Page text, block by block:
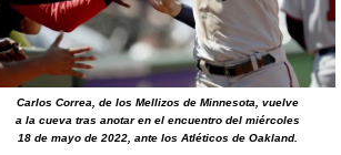
Carlos Correa, de los Mellizos de Minnesota, vuelve
a la cueva tras anotar en el encuentro del miércoles
18 de mayo de 2022, ante los Atléticos de Oakland.